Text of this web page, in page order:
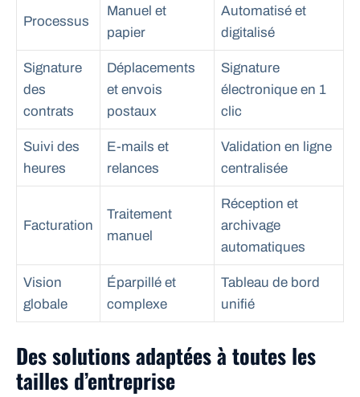
Processus
Manuel et
papier
Automatisé et
digitalisé
Signature
des
contrats
Déplacements
et envois
postaux
Signature
électronique en 1
clic
Suivi des
heures
E-mails et
relances
Validation en ligne
centralisée
Facturation
Traitement
manuel
Réception et
archivage
automatiques
Vision
globale
Éparpillé et
complexe
Tableau de bord
unifié
Des solutions adaptées à toutes les
tailles d’entreprise